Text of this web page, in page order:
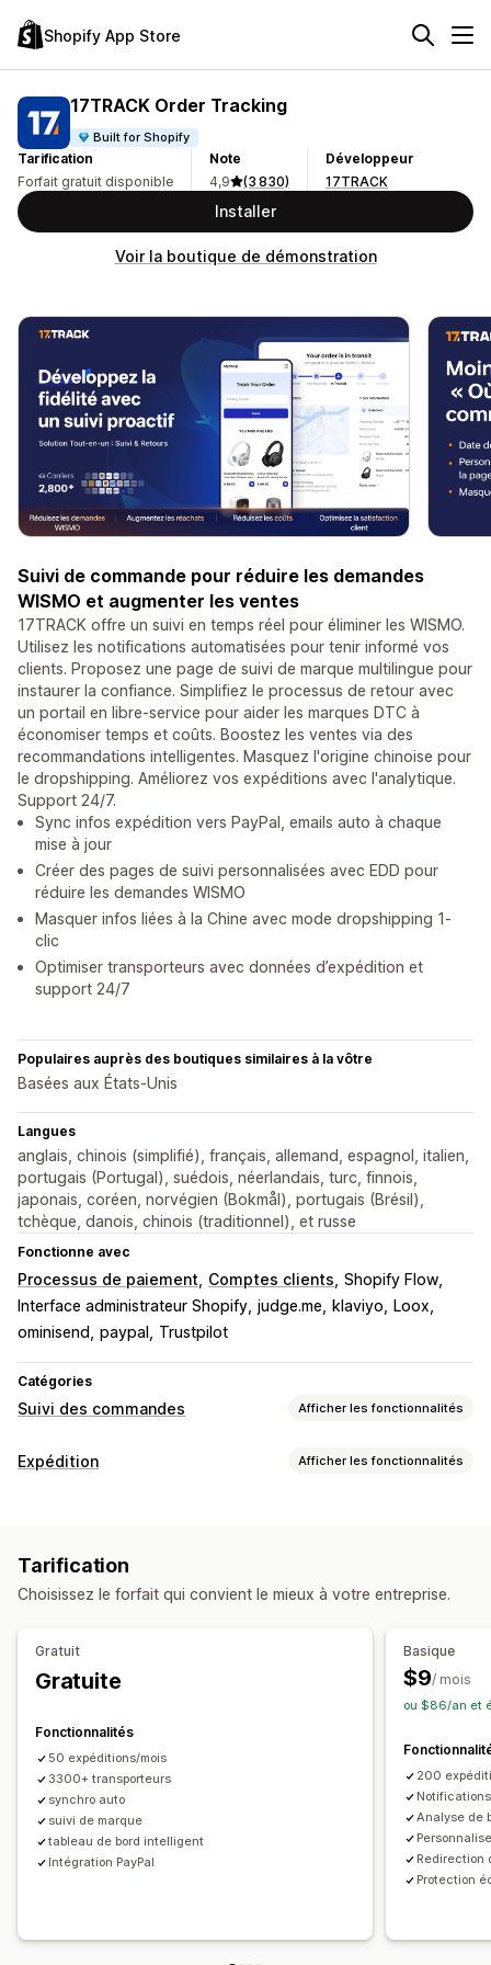
Shopify App Store
17TRACK Order Tracking
Built for Shopify
Tarification
Forfait gratuit disponible
Note
4,9
(3 830)
Développeur
17TRACK
Installer
Voir la boutique de démonstration
Suivi de commande pour réduire les demandes
WISMO et augmenter les ventes
17TRACK offre un suivi en temps réel pour éliminer les WISMO.
Utilisez les notifications automatisées pour tenir informé vos
clients. Proposez une page de suivi de marque multilingue pour
instaurer la confiance. Simplifiez le processus de retour avec
un portail en libre-service pour aider les marques DTC à
économiser temps et coûts. Boostez les ventes via des
recommandations intelligentes. Masquez l'origine chinoise pour
le dropshipping. Améliorez vos expéditions avec l'analytique.
Support 24/7.
Sync infos expédition vers PayPal, emails auto à chaque
mise à jour
Créer des pages de suivi personnalisées avec EDD pour
réduire les demandes WISMO
Masquer infos liées à la Chine avec mode dropshipping 1-
clic
Optimiser transporteurs avec données d’expédition et
support 24/7
Populaires auprès des boutiques similaires à la vôtre
Basées aux États-Unis
Langues
anglais, chinois (simplifié), français, allemand, espagnol, italien,
portugais (Portugal), suédois, néerlandais, turc, finnois,
japonais, coréen, norvégien (Bokmål), portugais (Brésil),
tchèque, danois, chinois (traditionnel), et russe
Fonctionne avec
Processus de paiement Comptes clients Shopify Flow
Interface administrateur Shopify judge.me klaviyo
Loox
ominisend
paypal Trustpilot
Catégories
Suivi des commandes Afficher les fonctionnalités
Suivi
Date de livraison estimée
Exportation de commande
Multi-transporteur API
Notifications
Notifications personnalisées
Expédition Afficher les fonctionnalités
Synchronisation des commandes
Sélection du transporteur
Suivi en temps réel
Notifications par e-mail
Tarification
Choisissez le forfait qui convient le mieux à votre entreprise.
Gratuit
Gratuite
Fonctionnalités
50 expéditions/mois
3300+ transporteurs
synchro auto
suivi de marque
tableau de bord intelligent
Intégration PayPal
Basique
$9/ mois
ou $86/an et
200
Analyse de
Redirection
Protection